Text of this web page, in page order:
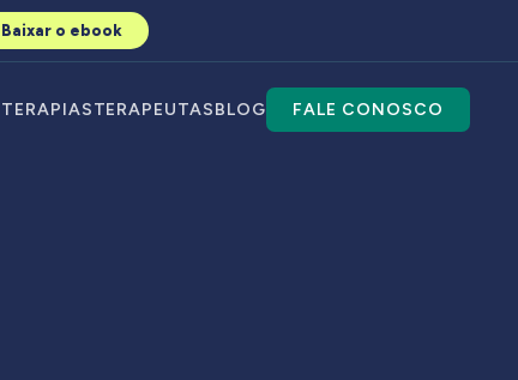
TERAPIASTERAPEUTASBLOG FALE CONOSCO
Baixar o ebook